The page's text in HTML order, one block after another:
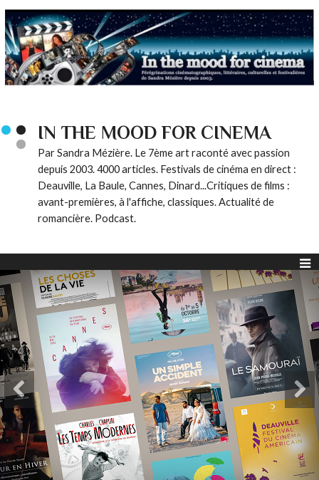
IN THE MOOD FOR CINEMA
Par Sandra Mézière. Le 7ème art raconté avec passion
depuis 2003. 4000 articles. Festivals de cinéma en direct :
Deauville, La Baule, Cannes, Dinard...Critiques de films :
avant-premières, à l'affiche, classiques. Actualité de
romancière. Podcast.